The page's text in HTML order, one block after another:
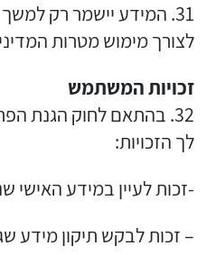
31. המידע יישמר רק
לצורך מימוש מטרות
זכויות המשתמש
לך הזכויות:
-זכות לעיין במידע האישי
– זכות לבקש תיקון מידע